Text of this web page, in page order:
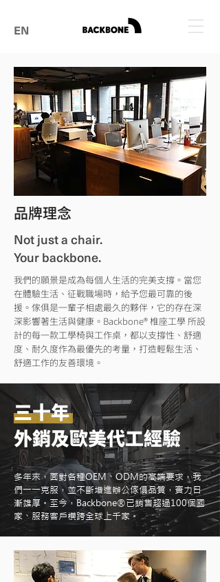
EN
品牌理念
Not just a chair.
Your backbone.
我們的願景是成為每個人生活的完美支撐。當您
在體驗生活、征戰職場時，給予您最可靠的後
援。傢俱是一輩子相處最久的夥伴，它的存在深
深影響著生活與健康。Backbone® 椎座工學 所設
計的每一款工學椅與工作桌，都以支撐性、舒適
度、耐久度作為最優先的考量，打造輕鬆生活、
舒適工作的友善環境。
三十年
外銷及歐美代工經驗
多年來，面對各種OEM、ODM的高端要求，我
們一一克服，並不斷增進辦公傢俱品質，實力日
漸雄厚。至今，Backbone®已銷售超過100個國
家、服務客戶橫跨全球上千家。